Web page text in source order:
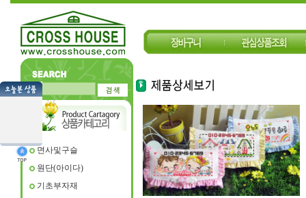
면사및구슬
원단(아이다)
기초부자재